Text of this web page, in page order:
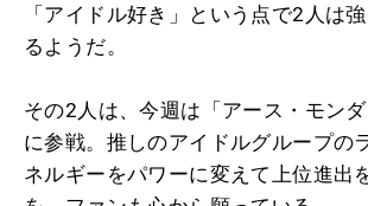
「アイドル好き」という点で2人は
るようだ。
その2人は、今週は「アース・モンダ
に参戦。推しのアイドルグループの
ネルギーをパワーに変えて上位進出